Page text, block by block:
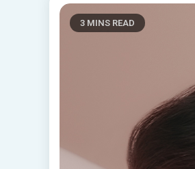
3 MINS READ